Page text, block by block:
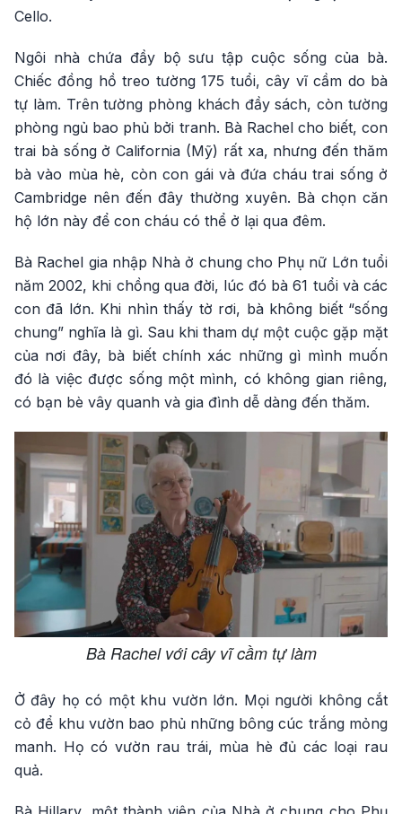
Cello.
Ngôi nhà chứa đầy bộ sưu tập cuộc sống của bà.
Chiếc đồng hồ treo tường 175 tuổi, cây vĩ cầm do bà
tự làm. Trên tường phòng khách đầy sách, còn tường
phòng ngủ bao phủ bởi tranh. Bà Rachel cho biết, con
trai bà sống ở California (Mỹ) rất xa, nhưng đến thăm
bà vào mùa hè, còn con gái và đứa cháu trai sống ở
Cambridge nên đến đây thường xuyên. Bà chọn căn
hộ lớn này để con cháu có thể ở lại qua đêm.
Bà Rachel gia nhập Nhà ở chung cho Phụ nữ Lớn tuổi
năm 2002, khi chồng qua đời, lúc đó bà 61 tuổi và các
con đã lớn. Khi nhìn thấy tờ rơi, bà không biết “sống
chung” nghĩa là gì. Sau khi tham dự một cuộc gặp mặt
của nơi đây, bà biết chính xác những gì mình muốn
đó là việc được sống một mình, có không gian riêng,
có bạn bè vây quanh và gia đình dễ dàng đến thăm.
Bà Rachel với cây vĩ cầm tự làm
Ở đây họ có một khu vườn lớn. Mọi người không cắt
cỏ để khu vườn bao phủ những bông cúc trắng mỏng
manh. Họ có vườn rau trái, mùa hè đủ các loại rau
quả.